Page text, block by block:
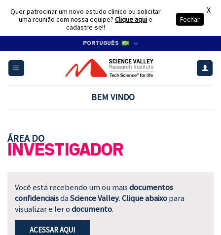
content
PORTUGUÊS
BEM VINDO
ÁREA DO
INVESTIGADOR
Você está recebendo um ou maisdocumentos
confidenciaisdaScience Valley.Clique abaixopara
visualizar e ler odocumento.
ACESSAR AQUI
Quer patrocinar um novo estudo clínico ou solicitar
uma reunião com nossa equipe? Clique aquie
cadastre-se!!
Fechar
X